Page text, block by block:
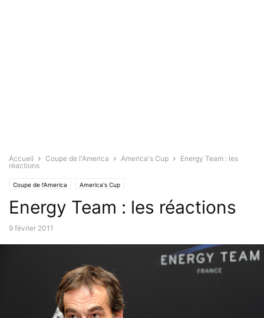
Accueil Coupe de l'America America's Cup
Energy Team : les
réactions
Coupe de l'America America's Cup
Energy Team : les réactions
9 février 2011